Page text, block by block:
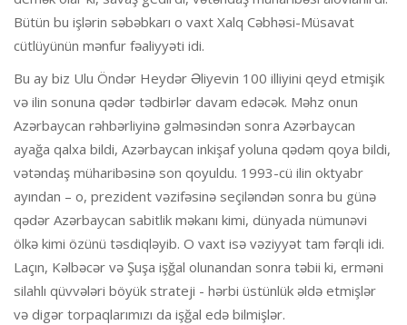
Bütün bu işlərin səbəbkarı o vaxt Xalq Cəbhəsi-Müsavat
cütlüyünün mənfur fəaliyyəti idi.
Bu ay biz Ulu Öndər Heydər Əliyevin 100 illiyini qeyd etmişik
və ilin sonuna qədər tədbirlər davam edəcək. Məhz onun
Azərbaycan rəhbərliyinə gəlməsindən sonra Azərbaycan
ayağa qalxa bildi, Azərbaycan inkişaf yoluna qədəm qoya bildi,
vətəndaş müharibəsinə son qoyuldu. 1993-cü ilin oktyabr
ayından – o, prezident vəzifəsinə seçiləndən sonra bu günə
qədər Azərbaycan sabitlik məkanı kimi, dünyada nümunəvi
ölkə kimi özünü təsdiqləyib. O vaxt isə vəziyyət tam fərqli idi.
Laçın, Kəlbəcər və Şuşa işğal olunandan sonra təbii ki, erməni
silahlı qüvvələri böyük strateji - hərbi üstünlük əldə etmişlər
və digər torpaqlarımızı da işğal edə bilmişlər.